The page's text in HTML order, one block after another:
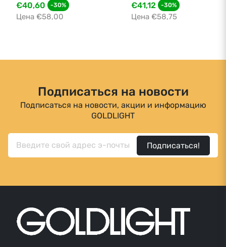
€40,60 -30%
Цена €58,00
€41,12 -30%
Цена €58,75
Подписаться на новости
Подписаться на новости, акции и информацию
GOLDLIGHT
Подписаться!